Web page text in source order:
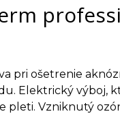
pri ošetrenie
Elektrický výboj,
pleti. Vzniknutý